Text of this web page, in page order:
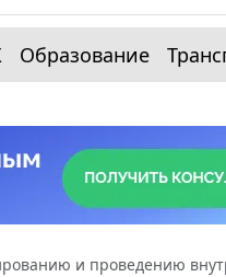
Образование
и проведению